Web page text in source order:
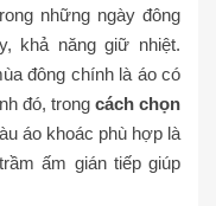
những ngày đông
khả năng giữ nhiệt.
đông chính là áo có
đó, trong cách chọn
áo khoác phù hợp là
ấm gián tiếp giúp